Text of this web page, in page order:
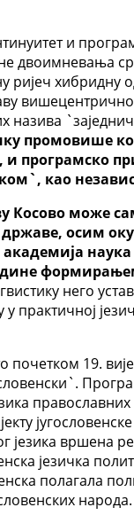
и
двоимневања
ријеч
промовише
програмско
као
може
осим
академија
него
практичној
19.
језика вршена
језичка
полагала
народа.